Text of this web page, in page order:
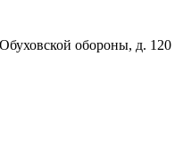
обороны, д. 120